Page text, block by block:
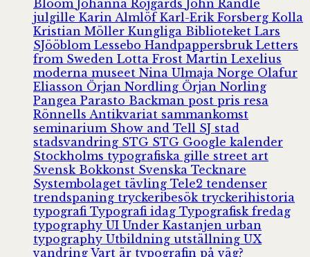
Bloom Johanna Röjgårds John Randle
julgille Karin Almlöf Karl-Erik Forsberg Kolla
Kristian Möller Kungliga Biblioteket Lars
SJööblom Lessebo Handpappersbruk Letters
from Sweden Lotta Frost Martin Lexelius
moderna museet Nina Ulmaja Norge Olafur
Eliasson Örjan Nordling Örjan Norling
Pangea Parasto Backman post pris resa
Rönnells Antikvariat sammankomst
seminarium Show and Tell SJ stad
stadsvandring STG STG Google kalender
Stockholms typografiska gille street art
Svensk Bokkonst Svenska Tecknare
Systembolaget tävling Tele2 tendenser
trendspaning tryckeribesök tryckerihistoria
typografi Typografi idag Typografisk fredag
typography UI Under Kastanjen urban
typography Utbildning utställning UX
vandring Vart är typografin på väg?